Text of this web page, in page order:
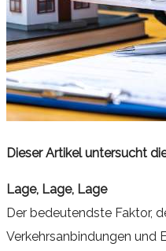
Dieser Artikel untersucht
Lage, Lage, Lage
Der bedeutendste Faktor,
Verkehrsanbindungen und